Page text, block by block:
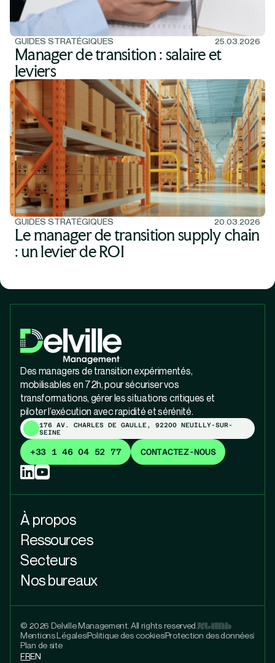
GUIDES STRATÉGIQUES 25.03.2026
Manager de transition : salaire et
leviers
GUIDES STRATÉGIQUES 20.03.2026
Le manager de transition supply chain
: un levier de ROI
Des managers de transition expérimentés,
mobilisables en 72h, pour sécuriser vos
transformations, gérer les situations critiques et
piloter l’exécution avec rapidité et sérénité.
176 AV. CHARLES DE GAULLE, 92200 NEUILLY-SUR-
SEINE
+33 1 46 04 52 77 CONTACTEZ-NOUS
À propos
Ressources
Secteurs
Nos bureaux
© 2026 Delville Management. All rights reserved.
Mentions LégalesPolitique des cookiesProtection des données
Plan de site
FREN